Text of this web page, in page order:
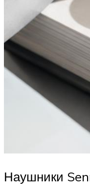
Наушники